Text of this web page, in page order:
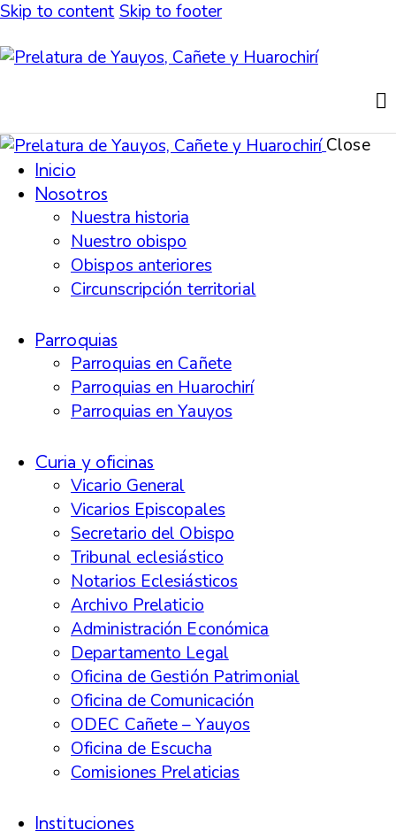
Skip to content Skip to footer
Close
Inicio
Nosotros
Nuestra historia
Nuestro obispo
Obispos anteriores
Circunscripción territorial
Parroquias
Parroquias en Cañete
Parroquias en Huarochirí
Parroquias en Yauyos
Curia y oficinas
Vicario General
Vicarios Episcopales
Secretario del Obispo
Tribunal eclesiástico
Notarios Eclesiásticos
Archivo Prelaticio
Administración Económica
Departamento Legal
Oficina de Gestión Patrimonial
Oficina de Comunicación
ODEC Cañete – Yauyos
Oficina de Escucha
Comisiones Prelaticias
Instituciones